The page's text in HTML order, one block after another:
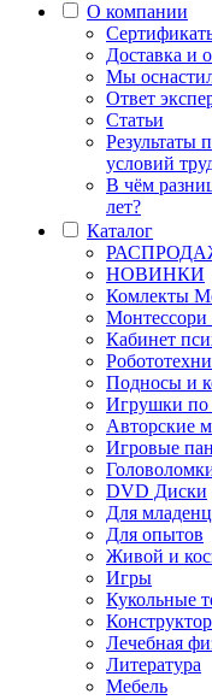
О компании
Доставка и
Мы
Ответ
Статьи
Результаты
условий
В чём
лет?
Каталог
НОВИНКИ
Комлекты
Монтессори
Кабинет
Подносы и
Игрушки по
Авторские
Игровые
DVD Диски
Для
Для опытов
Живой и
Игры
Кукольные
Лечебная
Литература
Мебель